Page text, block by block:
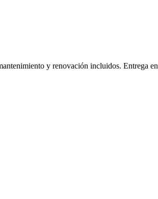
y renovación incluidos. Entrega en